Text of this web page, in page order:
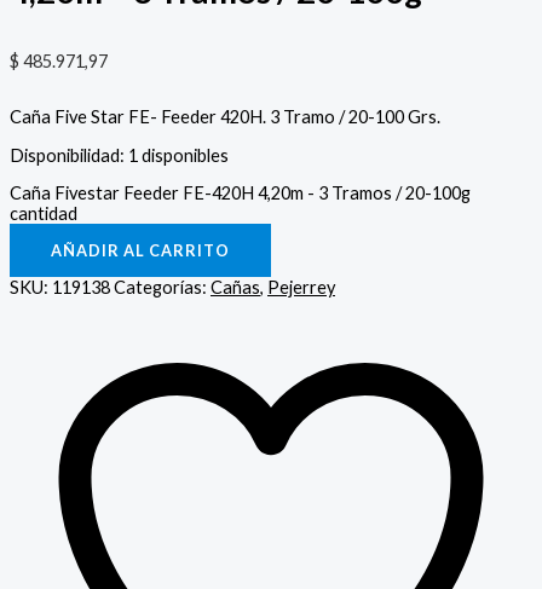
$ 485.971,97
Caña Five Star FE- Feeder 420H. 3 Tramo / 20-100 Grs.
Disponibilidad: 1 disponibles
Caña Fivestar Feeder FE-420H 4,20m - 3 Tramos / 20-100g
cantidad
AÑADIR AL CARRITO
SKU: 119138Categorías: Cañas, Pejerrey